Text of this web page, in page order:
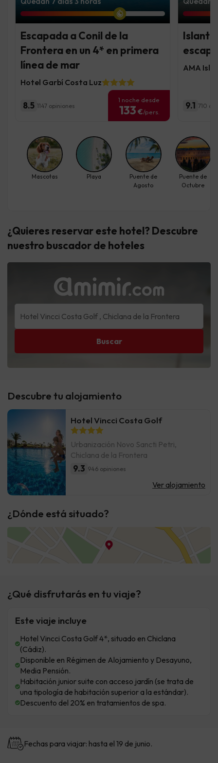
Descubre tu alojamiento
Hotel Vincci Costa Golf
Urbanización Novo Sancti Petri,
Chiclana de la Frontera
9.3 946 opiniones
Ver alojamiento
¿Dónde está situado?
¿Qué disfrutarás en tu viaje?
Este viaje incluye
Hotel Vincci Costa Golf 4*, situado en Chiclana
(Cádiz).
Disponible en Régimen de Alojamiento y Desayuno,
Media Pensión.
Habitación junior suite con acceso jardín (se trata de
una tipología de habitación superior a la estándar).
Descuento del 20% en tratamientos de spa.
Fechas para viajar: hasta el 19 de junio.
Escapada a Conil de la
Frontera en un 4* en primera
línea de mar
Hotel Garbí Costa Luz
8.5 1147 opiniones
1 noche desde
133 €/pers.
AMA
9.1 710
Mascotas Playa
Puente de
Agosto
Puente de
Octubre
¿Quieres reservar este hotel? Descubre
nuestro buscador de hoteles
Buscar